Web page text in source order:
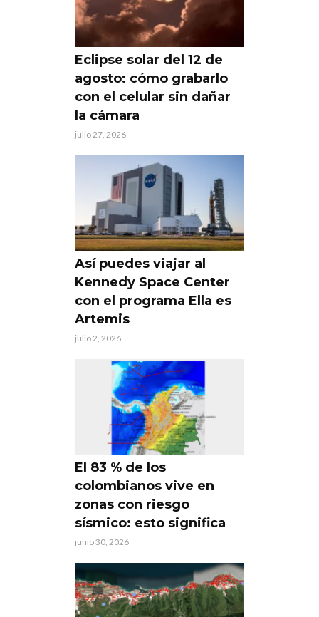
Eclipse solar del 12 de
agosto: cómo grabarlo
con el celular sin dañar
la cámara
julio 27, 2026
Así puedes viajar al
Kennedy Space Center
con el programa Ella es
Artemis
julio 2, 2026
El 83 % de los
colombianos vive en
zonas con riesgo
sísmico: esto significa
junio 30, 2026